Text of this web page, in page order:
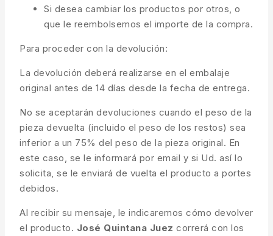
Si desea cambiar los productos por otros, o
que le reembolsemos el importe de la compra.
Para proceder con la devolución:
La devolución deberá realizarse en el embalaje
original antes de 14 días desde la fecha de entrega.
No se aceptarán devoluciones cuando el peso de la
pieza devuelta (incluido el peso de los restos) sea
inferior a un 75% del peso de la pieza original. En
este caso, se le informará por email y si Ud. así lo
solicita, se le enviará de vuelta el producto a portes
debidos.
Al recibir su mensaje, le indicaremos cómo devolver
el producto. José Quintana Juez correrá con los